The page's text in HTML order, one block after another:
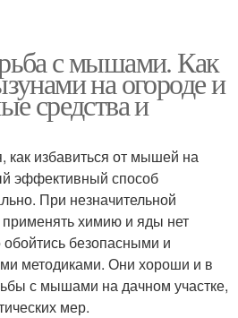
с мышами. Как
на огороде и
средства и
как избавиться от мышей на
эффективный способ
При незначительной
химию и яды нет
безопасными и
методиками. Они хороши и в
с мышами на дачном участке,
мер.